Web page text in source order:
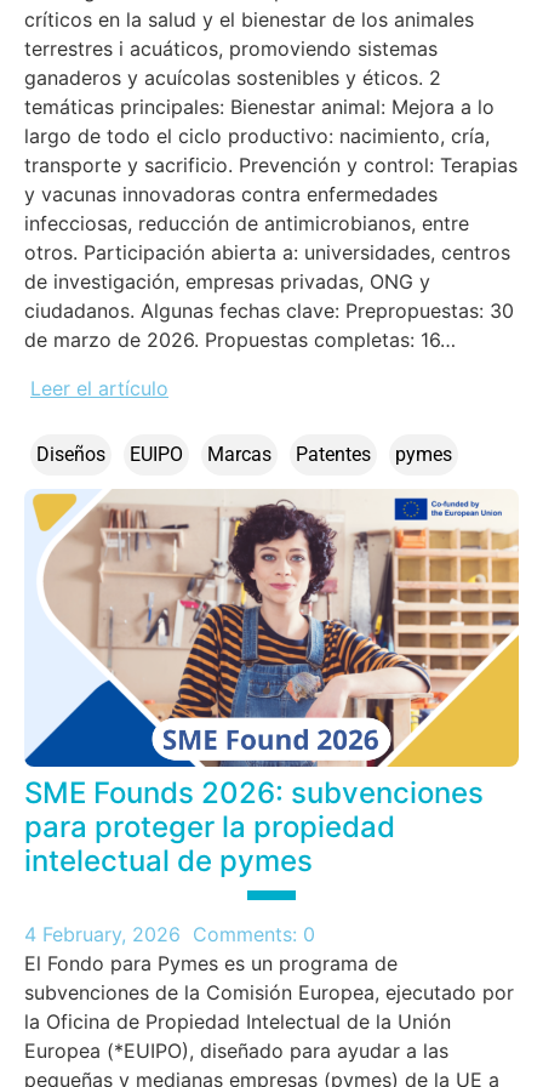
críticos en la salud y el bienestar de los animales
terrestres i acuáticos, promoviendo sistemas
ganaderos y acuícolas sostenibles y éticos. 2
temáticas principales: Bienestar animal: Mejora a lo
largo de todo el ciclo productivo: nacimiento, cría,
transporte y sacrificio. Prevención y control: Terapias
y vacunas innovadoras contra enfermedades
infecciosas, reducción de antimicrobianos, entre
otros. Participación abierta a: universidades, centros
de investigación, empresas privadas, ONG y
ciudadanos. Algunas fechas clave: Prepropuestas: 30
de marzo de 2026. Propuestas completas: 16…
Leer el artículo
Diseños EUIPO Marcas Patentes pymes
SME Founds 2026: subvenciones
para proteger la propiedad
intelectual de pymes
4 February, 2026 Comments: 0
El Fondo para Pymes es un programa de
subvenciones de la Comisión Europea, ejecutado por
la Oficina de Propiedad Intelectual de la Unión
Europea (*EUIPO), diseñado para ayudar a las
pequeñas y medianas empresas (pymes) de la UE a